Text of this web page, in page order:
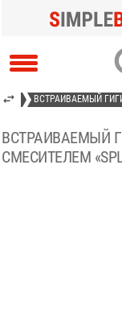
ВСТРАИВАЕМЫЙ
ВСТРАИВАЕМЫЙ
СМЕСИТЕЛЕМ